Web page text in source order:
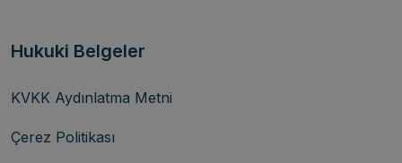
Hukuki Belgeler
KVKK Aydınlatma Metni
Çerez Politikası